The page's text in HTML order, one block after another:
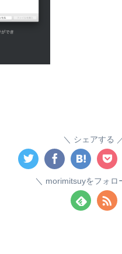
シェアする
morimitsuyをフォロ